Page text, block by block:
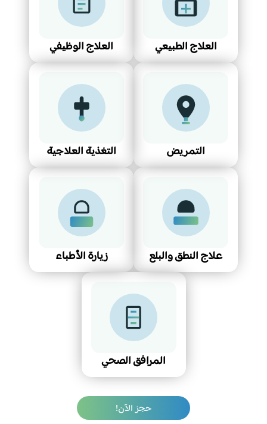
العلاج الطبيعي العلاج الوظيفي
التمريض التغذية العلاجية
علاج النطق والبلع زيارة الأطباء
المرافق الصحي
حجز الآن!